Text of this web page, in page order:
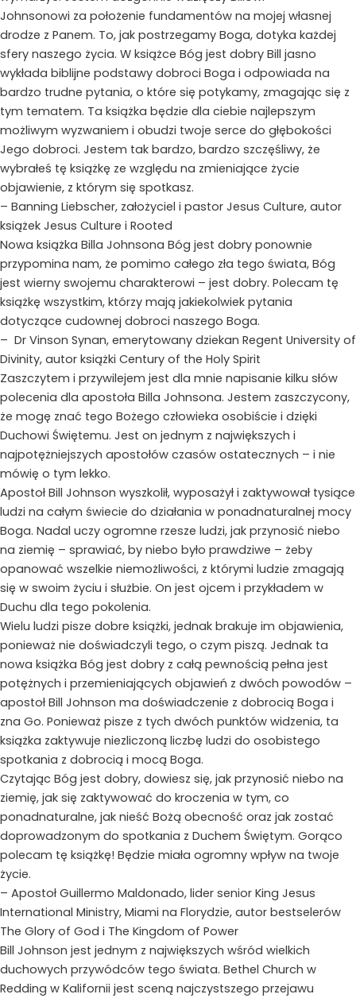
Johnsonowi za położenie fundamentów na mojej własnej
drodze z Panem. To, jak postrzegamy Boga, dotyka każdej
sfery naszego życia. W książce Bóg jest dobry Bill jasno
wykłada biblijne podstawy dobroci Boga i odpowiada na
bardzo trudne pytania, o które się potykamy, zmagając się z
tym tematem. Ta książka będzie dla ciebie najlepszym
możliwym wyzwaniem i obudzi twoje serce do głębokości
Jego dobroci. Jestem tak bardzo, bardzo szczęśliwy, że
wybrałeś tę książkę ze względu na zmieniające życie
objawienie, z którym się spotkasz.
– Banning Liebscher, założyciel i pastor Jesus Culture, autor
książek Jesus Culture i Rooted
Nowa książka Billa Johnsona Bóg jest dobry ponownie
przypomina nam, że pomimo całego zła tego świata, Bóg
jest wierny swojemu charakterowi – jest dobry. Polecam tę
książkę wszystkim, którzy mają jakiekolwiek pytania
dotyczące cudownej dobroci naszego Boga.
– Dr Vinson Synan, emerytowany dziekan Regent University of
Divinity, autor książki Century of the Holy Spirit
Zaszczytem i przywilejem jest dla mnie napisanie kilku słów
polecenia dla apostoła Billa Johnsona. Jestem zaszczycony,
że mogę znać tego Bożego człowieka osobiście i dzięki
Duchowi Świętemu. Jest on jednym z największych i
najpotężniejszych apostołów czasów ostatecznych – i nie
mówię o tym lekko.
Apostoł Bill Johnson wyszkolił, wyposażył i zaktywował tysiące
ludzi na całym świecie do działania w ponadnaturalnej mocy
Boga. Nadal uczy ogromne rzesze ludzi, jak przynosić niebo
na ziemię – sprawiać, by niebo było prawdziwe – żeby
opanować wszelkie niemożliwości, z którymi ludzie zmagają
się w swoim życiu i służbie. On jest ojcem i przykładem w
Duchu dla tego pokolenia.
Wielu ludzi pisze dobre książki, jednak brakuje im objawienia,
ponieważ nie doświadczyli tego, o czym piszą. Jednak ta
nowa książka Bóg jest dobry z całą pewnością pełna jest
potężnych i przemieniających objawień z dwóch powodów –
apostoł Bill Johnson ma doświadczenie z dobrocią Boga i
zna Go. Ponieważ pisze z tych dwóch punktów widzenia, ta
książka zaktywuje niezliczoną liczbę ludzi do osobistego
spotkania z dobrocią i mocą Boga.
Czytając Bóg jest dobry, dowiesz się, jak przynosić niebo na
ziemię, jak się zaktywować do kroczenia w tym, co
ponadnaturalne, jak nieść Bożą obecność oraz jak zostać
doprowadzonym do spotkania z Duchem Świętym. Gorąco
polecam tę książkę! Będzie miała ogromny wpływ na twoje
życie.
– Apostoł Guillermo Maldonado, lider senior King Jesus
International Ministry, Miami na Florydzie, autor bestselerów
The Glory of God i The Kingdom of Power
Bill Johnson jest jednym z największych wśród wielkich
duchowych przywódców tego świata. Bethel Church w
Redding w Kalifornii jest sceną najczystszego przejawu